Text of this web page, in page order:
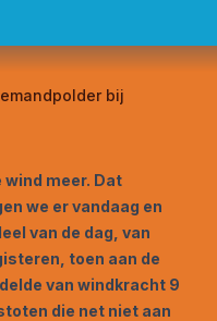
bij
meer. Dat
we er vandaag en
van de dag, van
toen aan de
van windkracht 9
die net niet aan